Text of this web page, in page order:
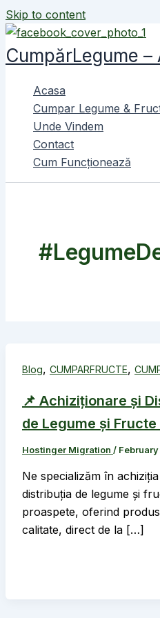
Skip to content
CumpărLegume
Acasa
Cumpar Legume &
Unde Vindem
Contact
Cum Funcționează
Blog, CUMPARFRUCTE,
📌 Achiziționare și
de Legume și
Hostinger Migration /
Ne specializăm în
distribuția de legume și
proaspete, oferind
calitate, direct de la […]